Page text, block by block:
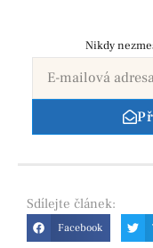
Nikdy
Sdílejte článek:
Facebook